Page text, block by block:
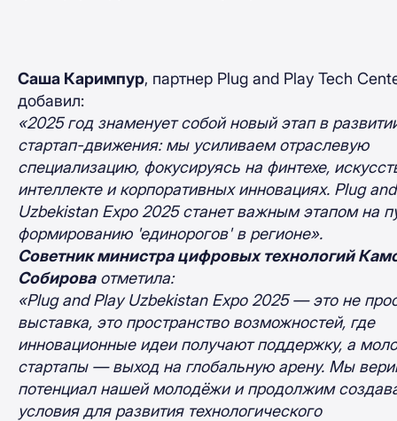
Саша Каримпур, партнер Plug and Play Tech
добавил:
«2025 год знаменует собой новый этап в
стартап-движения: мы усиливаем отраслевую
специализацию, фокусируясь на финтехе,
интеллекте и корпоративных инновациях. Plug
Uzbekistan Expo 2025 станет важным этапом на
формированию 'единорогов' в регионе».
Советник министра цифровых технологий
Собироваотметила:
«Plug and Play Uzbekistan Expo 2025 — это не
выставка, это пространство возможностей, где
инновационные идеи получают поддержку, а
стартапы — выход на глобальную арену. Мы
потенциал нашей молодёжи и продолжим
условия для развития технологического